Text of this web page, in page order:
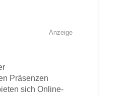
Anzeige
Präsenzen
sich Online-